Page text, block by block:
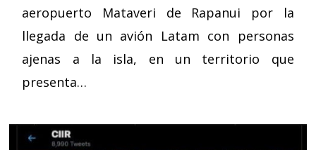
aeropuerto Mataveri de Rapanui por la
llegada de un avión Latam con personas
ajenas a la isla, en un territorio que
presenta…